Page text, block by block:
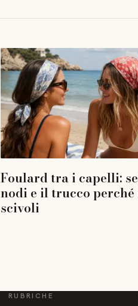
Foulard tra i capelli:
nodi e il trucco perché
scivoli
RUBRICHE